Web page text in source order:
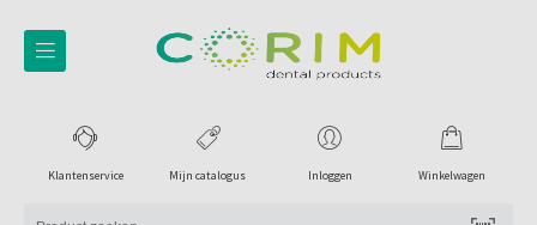
Winkelwagen
Inloggen
Mijn catalogus
Klantenservice